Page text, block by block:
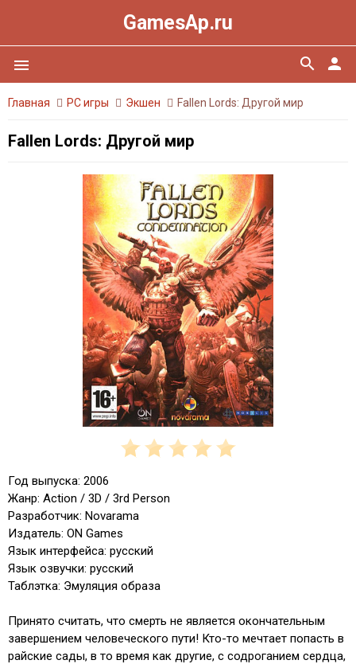
GamesAp.ru
menu person
search
Главная PC игры Экшен Fallen Lords: Другой мир
Fallen Lords: Другой мир
Год выпуска: 2006
Жанр: Action / 3D / 3rd Person
Разработчик: Novarama
Издатель: ON Games
Язык интерфейса: русский
Язык озвучки: русский
Таблэтка: Эмуляция образа
Принято считать, что смерть не является окончательным
завершением человеческого пути! Кто-то мечтает попасть в
райские сады, в то время как другие, с содроганием сердца,